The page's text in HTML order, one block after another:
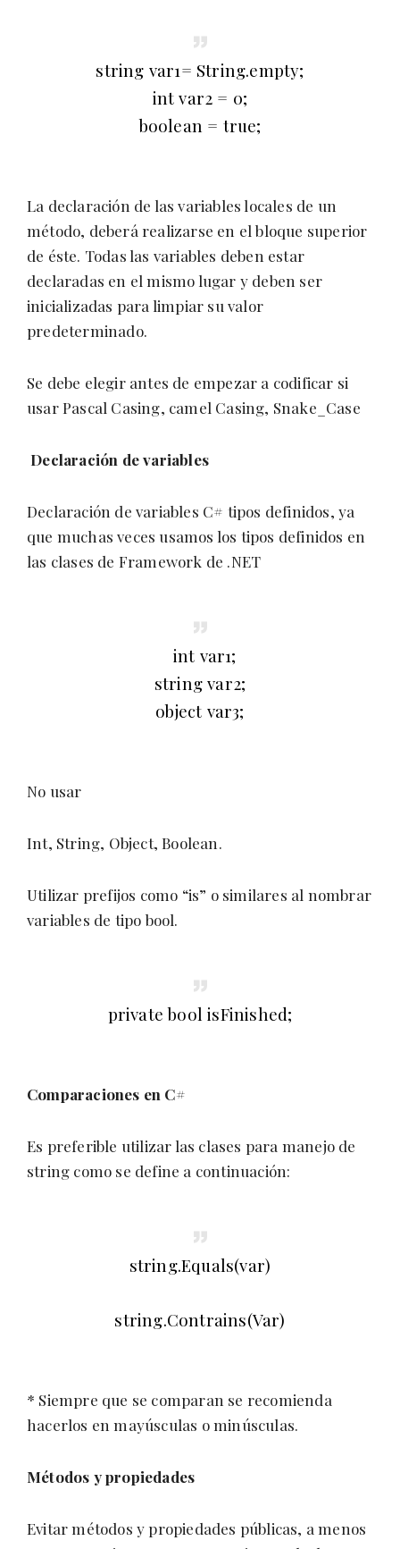
string var1= String.empty;
int var2 = 0;
boolean = true;
La declaración de las variables locales de un
método, deberá realizarse en el bloque superior
de éste. Todas las variables deben estar
declaradas en el mismo lugar y deben ser
inicializadas para limpiar su valor
predeterminado.
Se debe elegir antes de empezar a codificar si
usar Pascal Casing, camel Casing, Snake_Case
Declaración de variables
Declaración de variables C# tipos definidos, ya
que muchas veces usamos los tipos definidos en
las clases de Framework de .NET
int var1;
string var2;
object var3;
No usar
Int, String, Object, Boolean.
Utilizar prefijos como “is” o similares al nombrar
variables de tipo bool.
private bool isFinished;
Comparaciones en C#
Es preferible utilizar las clases para manejo de
string como se define a continuación:
string.Equals(var)
string.Contrains(Var)
* Siempre que se comparan se recomienda
hacerlos en mayúsculas o minúsculas.
Métodos y propiedades
Evitar métodos y propiedades públicas, a menos